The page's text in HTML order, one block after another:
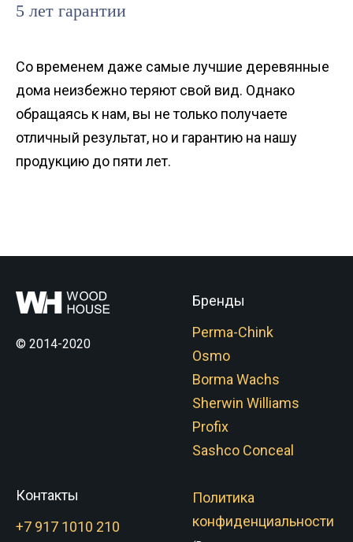
5 лет гарантии
Со временем даже самые лучшие деревянные
дома неизбежно теряют свой вид. Однако
обращаясь к нам, вы не только получаете
отличный результат, но и гарантию на нашу
продукцию до пяти лет.
© 2014-2020
Бренды
Perma-Chink
Osmo
Borma Wachs
Sherwin Williams
Profix
Sashco Conceal
Контакты
+7 917 1010 210
Политика
конфиденциальности